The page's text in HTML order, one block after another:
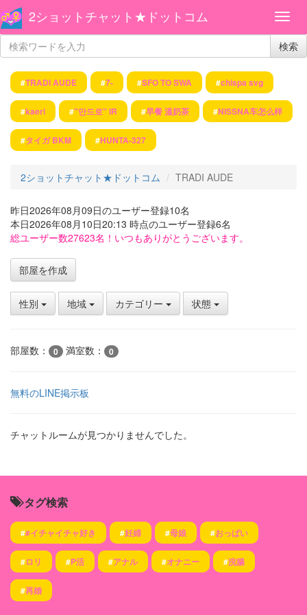
2ショットチャット★ドットコム
検索
#TRADI AUDE #7- #SFO TO SWA #chispa svg
#kaeri #"만드로" IR #早餐 溫奶茶 #NISSNA车怎么样
#タイガ BKM #HUNTA-327
2ショットチャット★ドットコム TRADI AUDE
昨日2026年08月09日のユーザー登録10名
本日2026年08月10日20:13 時点のユーザー登録6名
総ユーザー数27623名！いつもありがとうございます。
部屋を作成
性別 地域 カテゴリー 状態
部屋数： 0 満室数： 0
無料のLINE掲示板
チャットルームが見つかりませんでした。
タグ検索
##イチャイチャ好き #妊婦 #母娘 #おっぱい
#ロリ #P活 #アナル #オナニー #浣腸
#再婚